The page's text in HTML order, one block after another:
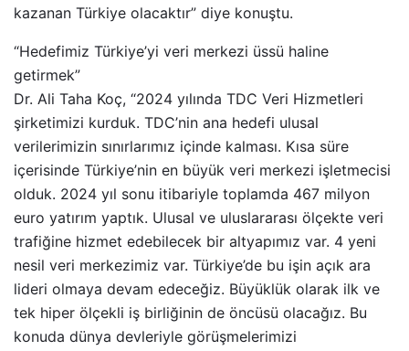
kazanan Türkiye olacaktır” diye konuştu.
“Hedefimiz Türkiye’yi veri merkezi üssü haline
getirmek”
Dr. Ali Taha Koç, “2024 yılında TDC Veri Hizmetleri
şirketimizi kurduk. TDC’nin ana hedefi ulusal
verilerimizin sınırlarımız içinde kalması. Kısa süre
içerisinde Türkiye’nin en büyük veri merkezi işletmecisi
olduk. 2024 yıl sonu itibariyle toplamda 467 milyon
euro yatırım yaptık. Ulusal ve uluslararası ölçekte veri
trafiğine hizmet edebilecek bir altyapımız var. 4 yeni
nesil veri merkezimiz var. Türkiye’de bu işin açık ara
lideri olmaya devam edeceğiz. Büyüklük olarak ilk ve
tek hiper ölçekli iş birliğinin de öncüsü olacağız. Bu
konuda dünya devleriyle görüşmelerimizi